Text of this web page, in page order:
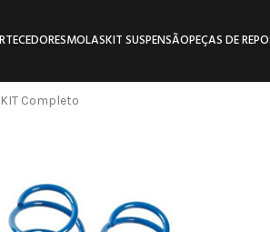
MOLASKIT SUSPENSÃOPEÇAS DE
Completo